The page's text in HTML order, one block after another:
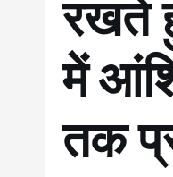
रखते
में
तक